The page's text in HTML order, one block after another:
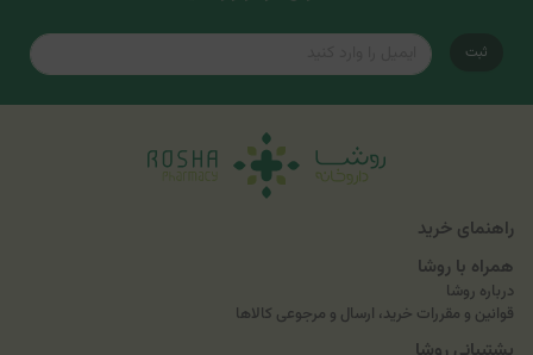
ثبت
راهنمای خرید
همراه با روشا
درباره روشا
قوانین و مقررات خرید، ارسال و مرجوعی کالاها